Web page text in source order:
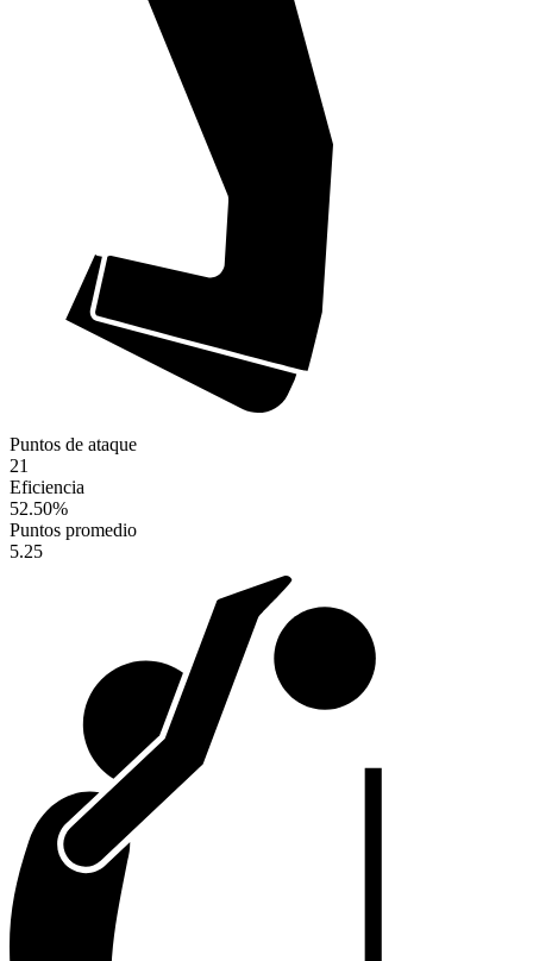
Puntos de ataque
21
Eficiencia
52.50%
Puntos promedio
5.25